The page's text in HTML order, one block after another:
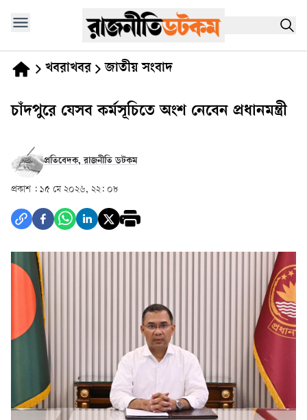
খবরাখবর জাতীয় সংবাদ
চাঁদপুরে যেসব কর্মসূচিতে অংশ নেবেন প্রধানমন্ত্রী
প্রতিবেদক, রাজনীতি ডটকম
প্রকাশ : ১৫ মে ২০২৬, ২২: ০৮